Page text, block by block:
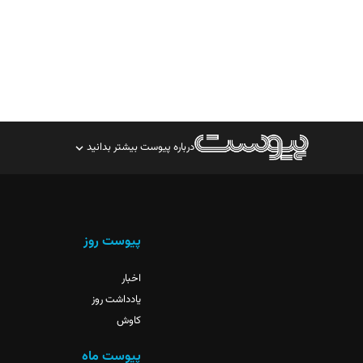
درباره پیوست بیشتر بدانید
پیوست روز
اخبار
یادداشت روز
کاوش
پیوست ماه